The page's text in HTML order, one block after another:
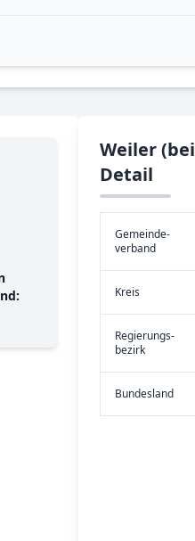
Weiler
Detail
Gemeinde­
verband
Kreis
Re­gier­ungs­
bezirk
Bundes­land